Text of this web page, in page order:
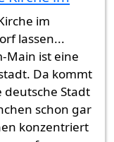
vonGast
im
lassen...
Main ist eine
Da kommt
deutsche Stadt
schon gar
konzentriert